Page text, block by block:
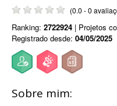
(0.0 - 0
Ranking: 2722924 | Projetos
Registrado desde: 04/05/2025
Sobre mim: